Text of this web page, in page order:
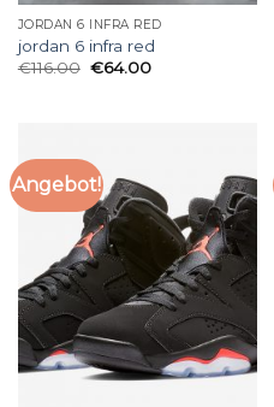
JORDAN 6 INFRA RED
jordan 6 infra red
€116.00 €64.00
Angebot!